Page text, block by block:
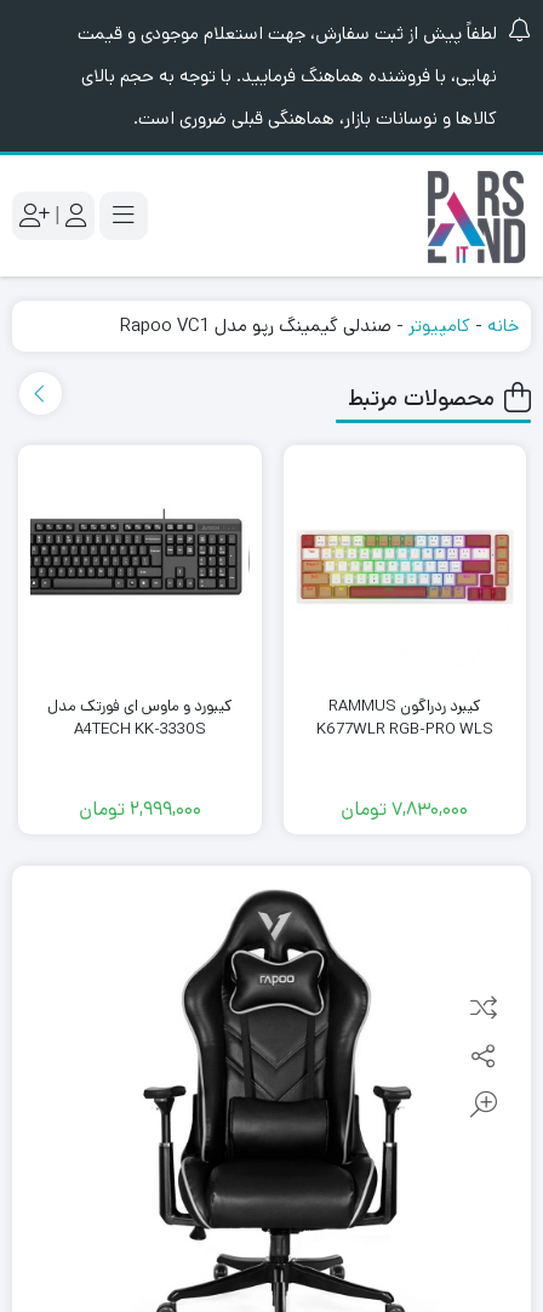
لطفاً پیش از ثبت سفارش، جهت استعلام موجودی و قیمت
نهایی، با فروشنده هماهنگ فرمایید. با توجه به حجم بالای
کالاها و نوسانات بازار، هماهنگی قبلی ضروری است.
|
خانه - کامپیوتر - صندلی گیمینگ رپو مدل Rapoo VC1
محصولات مرتبط
کیبرد ردراگون RAMMUS
K677WLR RGB-PRO WLS
7,830,000تومان
کیبورد و ماوس ای فورتک مدل
A4TECH KK-3330S
2,999,000 تومان